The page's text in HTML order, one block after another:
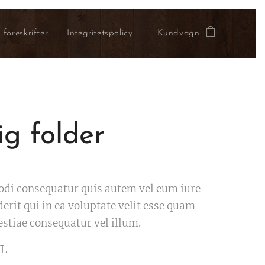
föreskrifter Integritetspolicy Kundvagn
folder
consequatur quis autem vel eum iure
qui in ea voluptate velit esse quam
consequatur vel illum.